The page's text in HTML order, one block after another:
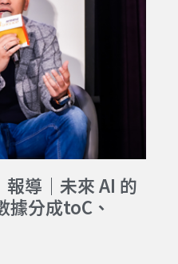
報導｜未來 AI 的
據分成toC、